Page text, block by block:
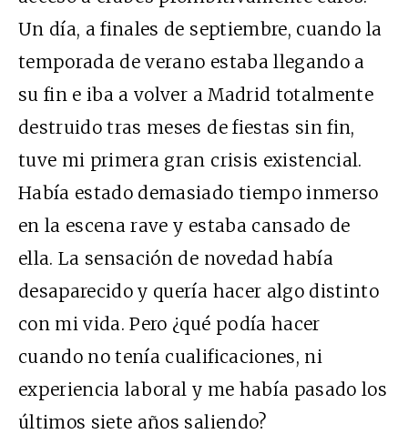
Un día, a finales de septiembre, cuando la
temporada de verano estaba llegando a
su fin e iba a volver a Madrid totalmente
destruido tras meses de fiestas sin fin,
tuve mi primera gran crisis existencial.
Había estado demasiado tiempo inmerso
en la escena rave y estaba cansado de
ella. La sensación de novedad había
desaparecido y quería hacer algo distinto
con mi vida. Pero ¿qué podía hacer
cuando no tenía cualificaciones, ni
experiencia laboral y me había pasado los
últimos siete años saliendo?